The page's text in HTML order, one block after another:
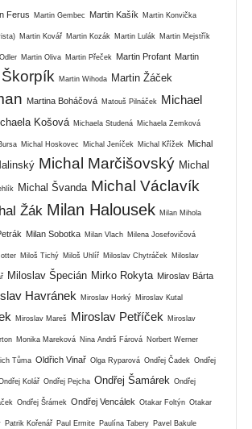
Ferus Martin Gembec Martin Kašík Martin Konvička
Martin Kovář Martin Kozák Martin Lulák Martin Mejstřík
Martin Oliva Martin Přeček Martin Profant Martin
Martin Wihoda Martin Žáček
Martina Boháčová Matouš Pilnáček
Michael
Košová Michaela Studená Michaela Zemková
Michal Hoskovec Michal Jeníček Michal Křížek Michal
Michal Marčišovský Michal
Michal Švanda Michal Václavík
Žák Milan Halousek Milan Mihola
Milan Sobotka Milan Vlach Milena Josefovičová
Miloš Tichý Miloš Uhlíř Miloslav Chytráček Miloslav
Miloslav Špecián Mirko Rokyta Miroslav Bárta
Havránek Miroslav Horký Miroslav Kutal
Miroslav Mareš Miroslav Petříček Miroslav
Monika Mareková Nina Andrš Fárová Norbert Werner
Tůma Oldřich Vinař Olga Ryparová Ondřej Čadek Ondřej
Kolář Ondřej Pejcha Ondřej Šamárek Ondřej
Ondřej Šrámek Ondřej Vencálek Otakar Foltýn Otakar
Patrik Kořenář Paul Ermite Paulína Tabery Pavel Bakule